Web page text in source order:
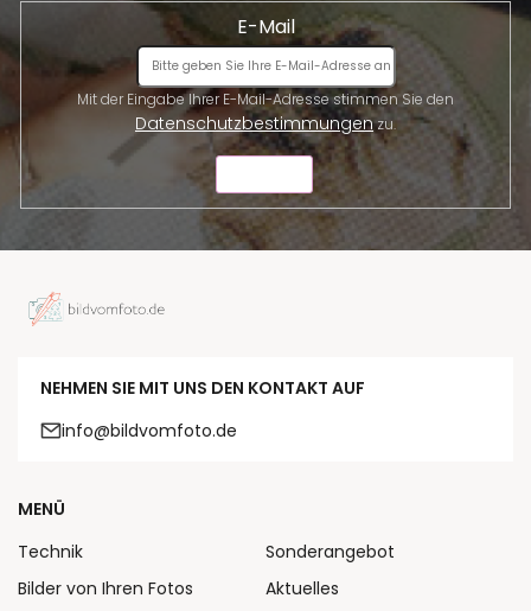
E-Mail
Datenschutzbestimmungenzu.
NEHMEN SIE MIT UNS DEN KONTAKT AUF
info@bildvomfoto.de
MENÜ
Technik
Bilder von Ihren Fotos
Sonderangebot
Aktuelles